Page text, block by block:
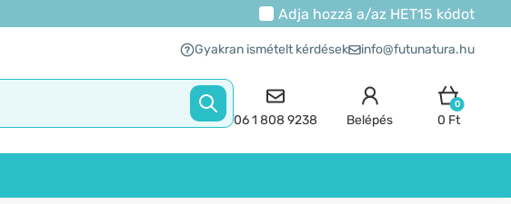
Adja hozzá a/az HET15 kódot
Gyakran ismételt kérdések info@futunatura.hu
06 1 808 9238 Belépés
0
0 Ft